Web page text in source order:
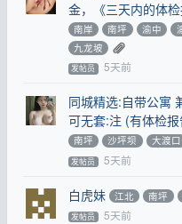
金，《三天内的体
南岸
南坪 渝中
九龙坡
发帖员 5天前
同城精选:自带公
可无套:注 (有体检报
南坪
沙坪坝 大渡口
发帖员 5天前
白虎妹 江北 南坪
发帖员 5天前